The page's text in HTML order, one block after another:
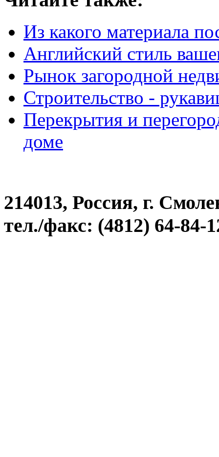
Из какого материала
Английский стиль
Рынок загородной
Строительство -
Перекрытия и
доме
214013, Россия, г.
тел./факс: (4812) 64-84-